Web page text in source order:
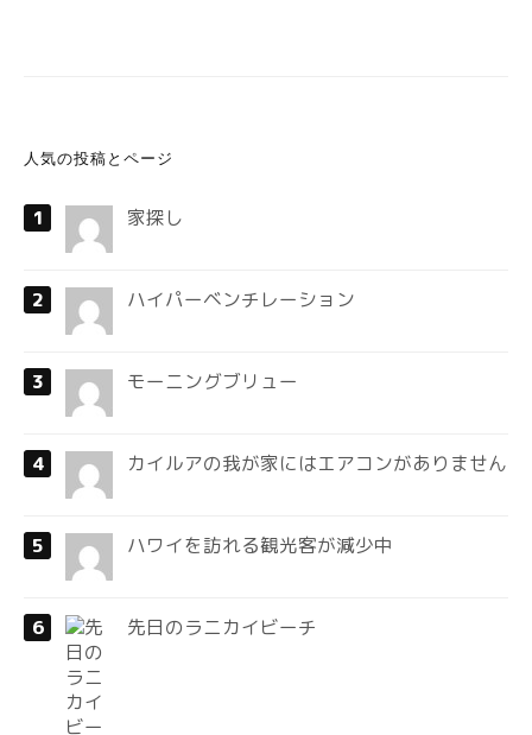
人気の投稿とページ
家探し
ハイパーベンチレーション
モーニングブリュー
カイルアの我が家にはエアコンがありません
ハワイを訪れる観光客が減少中
先日のラニカイビーチ